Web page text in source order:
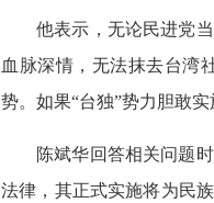
他表示，无论民进党
血脉深情，无法抹去台湾
势。如果“台独”势力胆敢
陈斌华回答相关问题
法律，其正式实施将为民